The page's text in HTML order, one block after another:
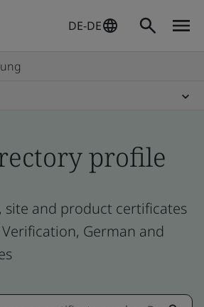
DE-DE
profile
site and product certificates
German and